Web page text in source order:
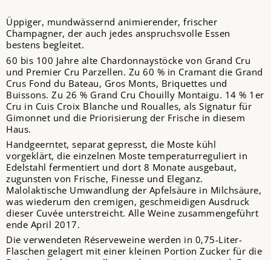
Üppiger, mundwässernd animierender, frischer
Champagner, der auch jedes anspruchsvolle Essen
bestens begleitet.
60 bis 100 Jahre alte Chardonnaystöcke von Grand Cru
und Premier Cru Parzellen. Zu 60 % in Cramant die Grand
Crus Fond du Bateau, Gros Monts, Briquettes und
Buissons. Zu 26 % Grand Cru Chouilly Montaigu. 14 % 1er
Cru in Cuis Croix Blanche und Roualles, als Signatur für
Gimonnet und die Priorisierung der Frische in diesem
Haus.
Handgeerntet, separat gepresst, die Moste kühl
vorgeklärt, die einzelnen Moste temperaturreguliert in
Edelstahl fermentiert und dort 8 Monate ausgebaut,
zugunsten von Frische, Finesse und Eleganz.
Malolaktische Umwandlung der Apfelsäure in Milchsäure,
was wiederum den cremigen, geschmeidigen Ausdruck
dieser Cuvée unterstreicht. Alle Weine zusammengeführt
ende April 2017.
Die verwendeten Réserveweine werden in 0,75-Liter-
Flaschen gelagert mit einer kleinen Portion Zucker für die